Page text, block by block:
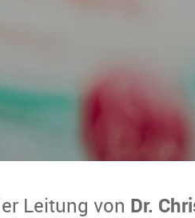
Leitung von Dr.